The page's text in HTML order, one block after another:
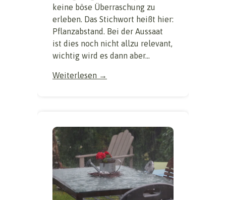
keine böse Überraschung zu
erleben. Das Stichwort heißt hier:
Pflanzabstand. Bei der Aussaat
ist dies noch nicht allzu relevant,
wichtig wird es dann aber...
Weiterlesen →